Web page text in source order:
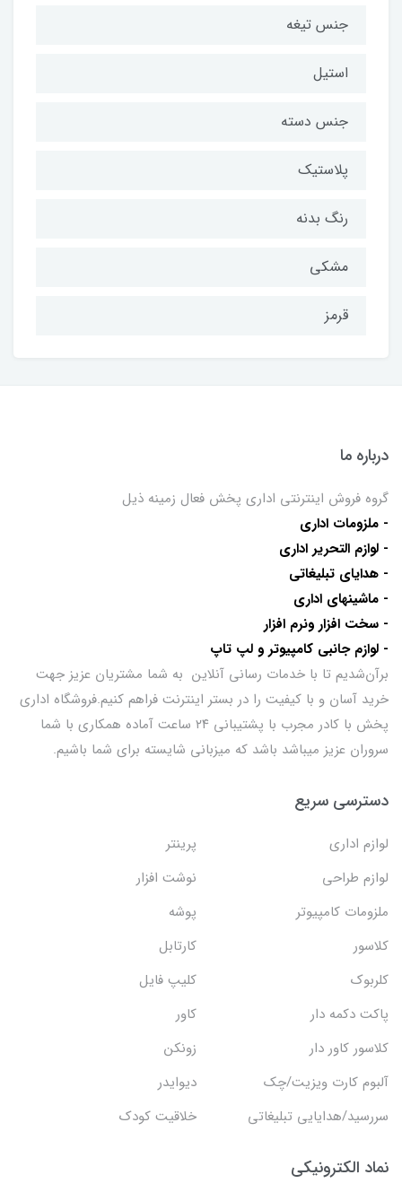
جنس تیغه
استیل
جنس دسته
پلاستیک
رنگ بدنه
مشکی
قرمز
درباره ما
گروه فروش اینترنتی اداری پخش فعال زمینه ذیل
- ملزومات اداری
- لوازم التحریر اداری
- هدایای تبلیغاتی
- ماشینهای اداری
- سخت افزار ونرم افزار
- لوازم جانبی کامپیوتر و لپ تاپ
برآن‌شدیم تا با خدمات رسانی آنلاین به شما مشتریان عزیز جهت
خرید آسان و با کیفیت را در بستر اینترنت فراهم کنیم.فروشگاه اداری
پخش با کادر مجرب با پشتیبانی ۲۴ ساعت آماده همکاری با شما
سروران عزیز میباشد باشد که میزبانی شایسته برای شما باشیم.
دسترسی سریع
لوازم اداری
پرینتر
لوازم طراحی
نوشت افزار
ملزومات کامپیوتر
پوشه
کلاسور
کارتابل
کلربوک
کلیپ فایل
پاکت دکمه دار
کاور
کلاسور کاور دار
زونکن
آلبوم کارت ویزیت/چک
دیوایدر
سررسید/هدایایی تبلیغاتی
خلاقیت کودک
نماد الکترونیکی